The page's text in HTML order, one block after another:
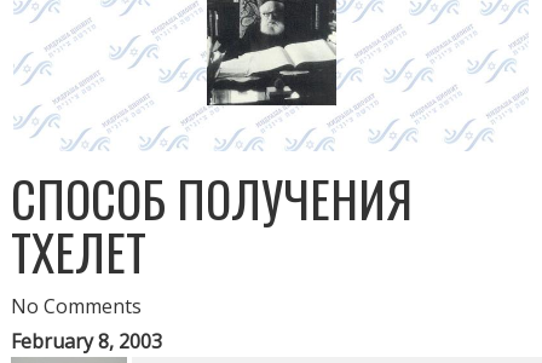
СПОСОБ ПОЛУЧЕНИЯ
ТХЕЛЕТ
No Comments
February 8, 2003